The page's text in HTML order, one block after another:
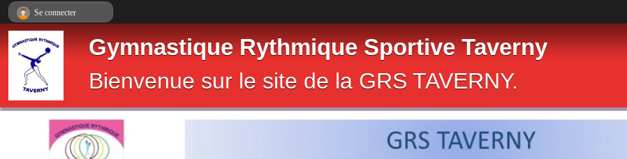
Gymnastique Rythmique Sportive Taverny
Bienvenue sur le site de la GRS TAVERNY.
Se connecter
Panneau de gestion des cookies